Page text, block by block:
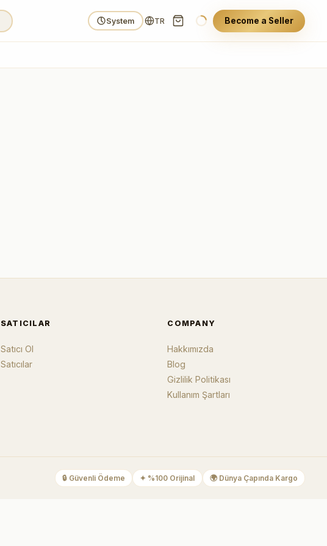
System TR Become a Seller
SATICILAR
Satıcı Ol
Satıcılar
COMPANY
Hakkımızda
Blog
Gizlilik Politikası
Kullanım Şartları
🔒 Güvenli Ödeme ✦ %100 Orijinal 🌍 Dünya Çapında Kargo